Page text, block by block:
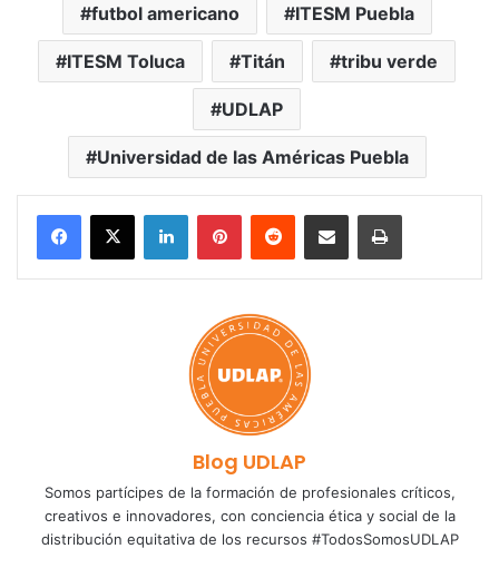
futbol americano ITESM Puebla
ITESM Toluca Titán tribu verde
UDLAP
Universidad de las Américas Puebla
LinkedInPinterestReddit Share via Email Print
Blog UDLAP
Somos partícipes de la formación de profesionales críticos,
creativos e innovadores, con conciencia ética y social de la
distribución equitativa de los recursos #TodosSomosUDLAP